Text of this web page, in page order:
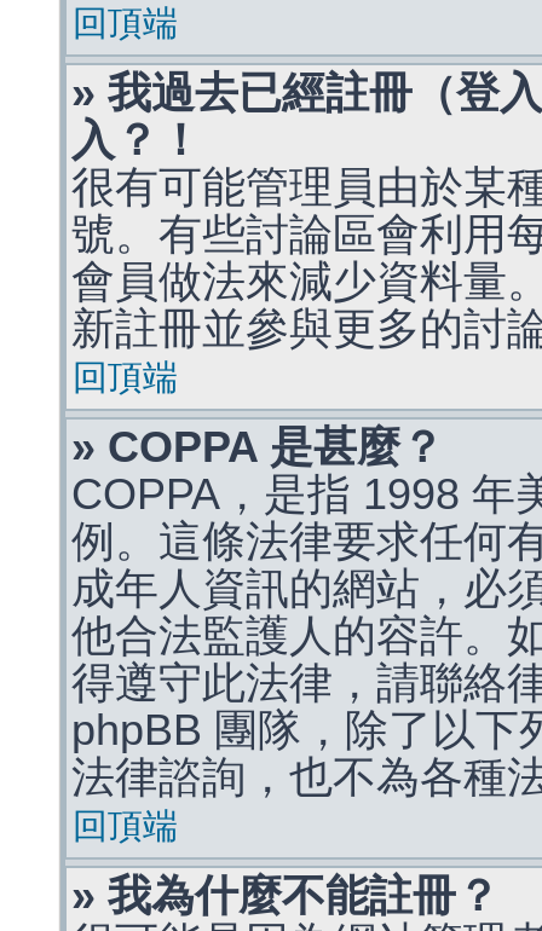
回頂端
» 我過去已經註冊（登
入？！
很有可能管理員由於某
號。有些討論區會利用
會員做法來減少資料量
新註冊並參與更多的討
回頂端
» COPPA 是甚麼？
COPPA，是指 1998 年
例。這條法律要求任何
成年人資訊的網站，必
他合法監護人的容許。
得遵守此法律，請聯絡
phpBB 團隊，除了以下
法律諮詢，也不為各種
回頂端
» 我為什麼不能註冊？